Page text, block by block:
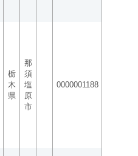
栃
木
県
那
須
塩
原
市
0000001188